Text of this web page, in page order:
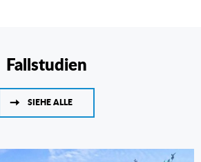
Fallstudien
SIEHE ALLE